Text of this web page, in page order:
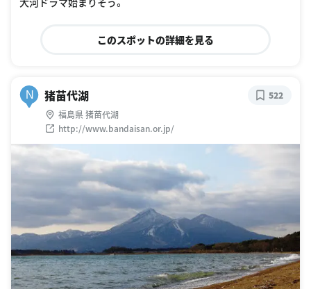
このスポットの詳細を見る
N 猪苗代湖
福島県 猪苗代湖
http://www.bandaisan.or.jp/
522